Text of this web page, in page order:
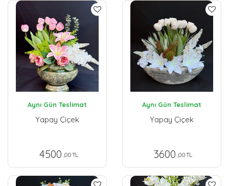
Aynı Gün Teslimat
Yapay Çiçek
4500 ,00 TL
Aynı Gün Teslimat
Yapay Çiçek
3600 ,00 TL